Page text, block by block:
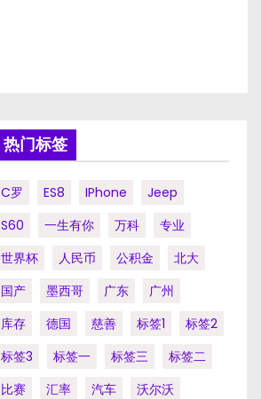
热门标签
C罗 ES8 IPhone
Jeep
S60
一生有你 万科
专业
世界杯
人民币 公积金
北大
国产
墨西哥 广东
广州
库存
德国 慈善 标签1
标签2
标签3
标签一 标签三
标签二
比赛
汇率 汽车
沃尔沃